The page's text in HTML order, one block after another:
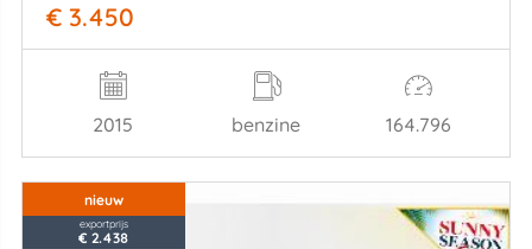
€ 3.450
2015 benzine 164.796
nieuw
exportprijs
€ 2.438